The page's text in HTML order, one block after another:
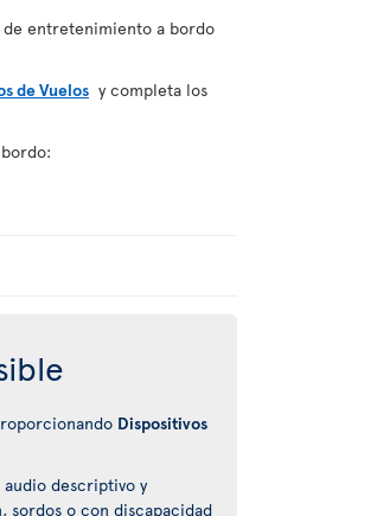
de entretenimiento a bordo
de Vuelos y completa los
Dispositivos
descriptivo y
sordos o con discapacidad